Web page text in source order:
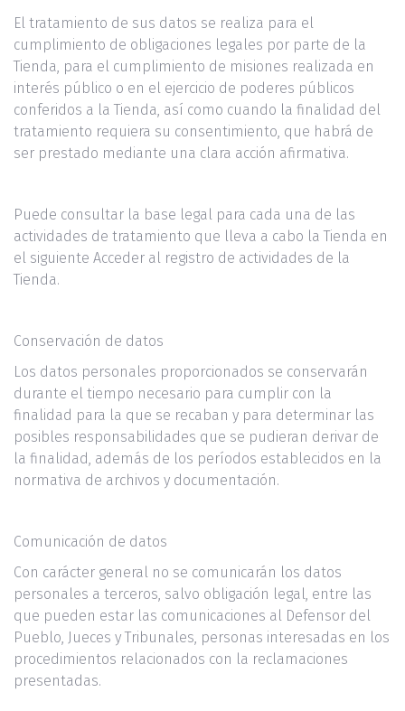
El tratamiento de sus datos se realiza para el
cumplimiento de obligaciones legales por parte de la
Tienda, para el cumplimiento de misiones realizada en
interés público o en el ejercicio de poderes públicos
conferidos a la Tienda, así como cuando la finalidad del
tratamiento requiera su consentimiento, que habrá de
ser prestado mediante una clara acción afirmativa.
Puede consultar la base legal para cada una de las
actividades de tratamiento que lleva a cabo la Tienda en
el siguiente Acceder al registro de actividades de la
Tienda.
Conservación de datos
Los datos personales proporcionados se conservarán
durante el tiempo necesario para cumplir con la
finalidad para la que se recaban y para determinar las
posibles responsabilidades que se pudieran derivar de
la finalidad, además de los períodos establecidos en la
normativa de archivos y documentación.
Comunicación de datos
Con carácter general no se comunicarán los datos
personales a terceros, salvo obligación legal, entre las
que pueden estar las comunicaciones al Defensor del
Pueblo, Jueces y Tribunales, personas interesadas en los
procedimientos relacionados con la reclamaciones
presentadas.